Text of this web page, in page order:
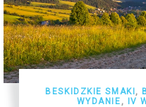
BESKIDZKIE SMAKI,
WYDANIE , IV